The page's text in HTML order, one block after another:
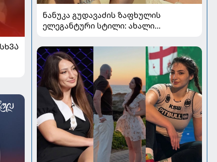
ნანუკა გუდავაძის ზაფხულის
ელეგანტური სტილი: ახალი
უნაკლო ბუნებრივობა